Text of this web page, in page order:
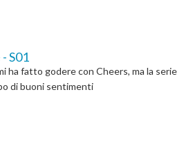
S01
ha fatto godere con Cheers, ma la serie
di buoni sentimenti